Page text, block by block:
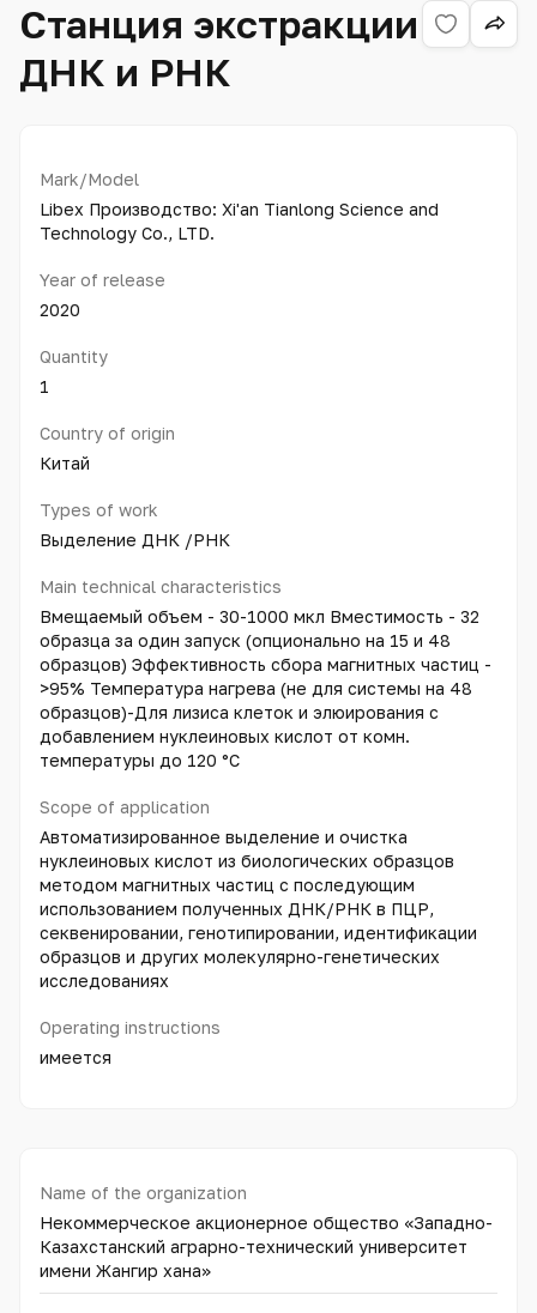
Станция экстракции
ДНК и РНК
Mark/Model
Libex Производство: Xi'an Tianlong Science and
Technology Co., LTD.
Year of release
2020
Quantity
1
Country of origin
Китай
Types of work
Выделение ДНК /РНК
Main technical characteristics
Вмещаемый объем - 30-1000 мкл Вместимость - 32
образца за один запуск (опционально на 15 и 48
образцов) Эффективность сбора магнитных частиц -
>95% Температура нагрева (не для системы на 48
образцов)-Для лизиса клеток и элюирования с
добавлением нуклеиновых кислот от комн.
температуры до 120 °С
Scope of application
Автоматизированное выделение и очистка
нуклеиновых кислот из биологических образцов
методом магнитных частиц с последующим
использованием полученных ДНК/РНК в ПЦР,
секвенировании, генотипировании, идентификации
образцов и других молекулярно-генетических
исследованиях
Operating instructions
имеется
Name of the organization
Некоммерческое акционерное общество «Западно-
Казахстанский аграрно-технический университет
имени Жангир хана»